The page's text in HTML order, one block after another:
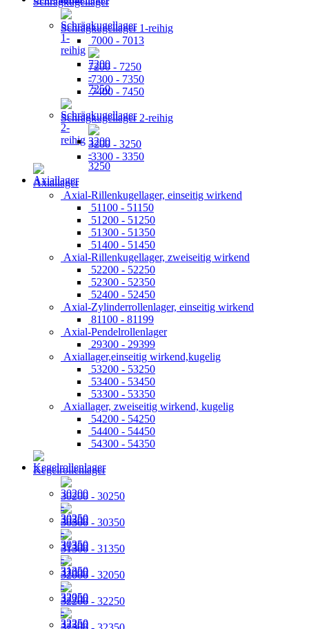
Schrägkugellager 1-reihig
7000 - 7013
7200 - 7250
7300 - 7350
7400 - 7450
Schrägkugellager 2-reihig
3200 - 3250
3300 - 3350
Axiallager
Axial-Rillenkugellager, einseitig wirkend
51100 - 51150
51200 - 51250
51300 - 51350
51400 - 51450
Axial-Rillenkugellager, zweiseitig wirkend
52200 - 52250
52300 - 52350
52400 - 52450
Axial-Zylinderrollenlager, einseitig wirkend
81100 - 81199
Axial-Pendelrollenlager
29300 - 29399
Axiallager,einseitig wirkend,kugelig
53200 - 53250
53400 - 53450
53300 - 53350
Axiallager, zweiseitig wirkend, kugelig
54200 - 54250
54400 - 54450
54300 - 54350
Kegelrollenlager
30200 - 30250
30300 - 30350
31300 - 31350
32000 - 32050
32200 - 32250